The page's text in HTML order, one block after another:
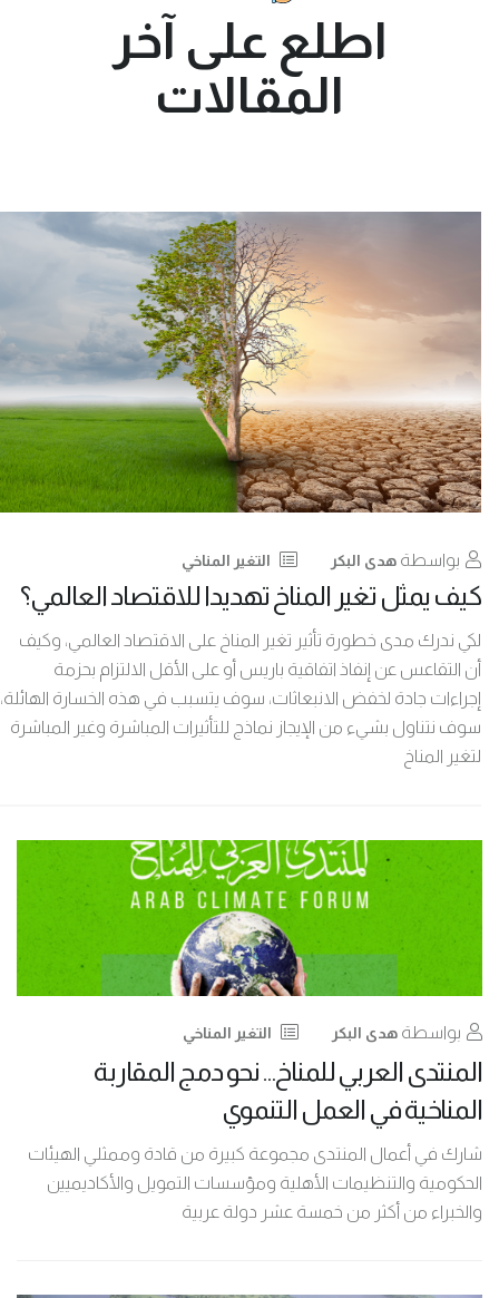
اطلع على آخر
المقالات
بواسطة هدى البكر التغير المناخي
كيف يمثل تغير المناخ تهديدا للاقتصاد العالمي؟
لكي ندرك مدى خطورة تأثير تغير المناخ على الاقتصاد العالمي، وكيف
أن التقاعس عن إنفاذ اتفاقية باريس أو على الأقل الالتزام بحزمة
إجراءات جادة لخفض الانبعاثات، سوف يتسبب في هذه الخسارة الهائلة،
سوف نتناول بشيء من الإيجاز نماذج للتأثيرات المباشرة وغير المباشرة
لتغير المناخ
بواسطة هدى البكر التغير المناخي
المنتدى العربي للمناخ… نحو دمج المقاربة
المناخية في العمل التنموي
شارك في أعمال المنتدى مجموعة كبيرة من قادة وممثلي الهيئات
الحكومية والتنظيمات الأهلية ومؤسسات التمويل والأكاديميين
والخبراء من أكثر من خمسة عشر دولة عربية